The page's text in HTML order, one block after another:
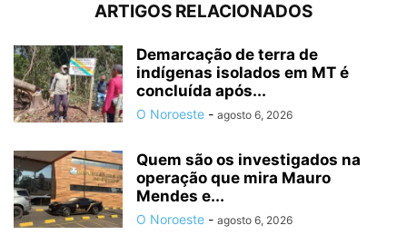
ARTIGOS RELACIONADOS
Demarcação de terra de
indígenas isolados em MT é
concluída após...
O Noroeste - agosto 6, 2026
Quem são os investigados na
operação que mira Mauro
Mendes e...
O Noroeste - agosto 6, 2026